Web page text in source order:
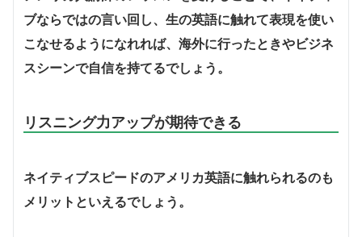
ブならではの言い回し、生の英語に触れて表現を使い
こなせるようになれれば、海外に行ったときやビジネ
スシーンで自信を持てるでしょう。
リスニング力アップが期待できる
ネイティブスピードのアメリカ英語に触れられるのも
メリットといえるでしょう。